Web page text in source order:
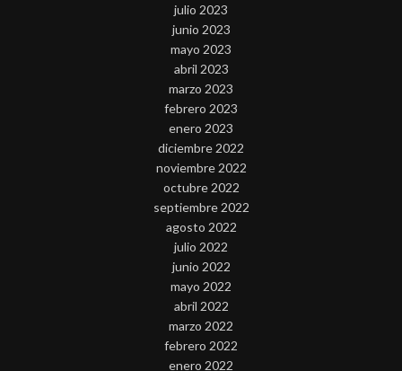
julio 2023
junio 2023
mayo 2023
abril 2023
marzo 2023
febrero 2023
enero 2023
diciembre 2022
noviembre 2022
octubre 2022
septiembre 2022
agosto 2022
julio 2022
junio 2022
mayo 2022
abril 2022
marzo 2022
febrero 2022
enero 2022